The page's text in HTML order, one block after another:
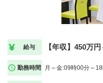
給与 【年収】450万
勤務時間 月～金:09時00分～